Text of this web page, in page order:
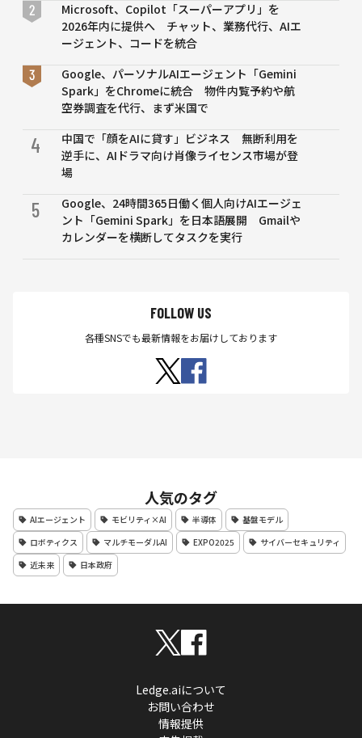
Microsoft、Copilot「スーパーアプリ」を
2026年内に提供へ チャット、業務代行、AIエ
ージェント、コードを統合
Google、パーソナルAIエージェント「Gemini
Spark」をChromeに統合 物件内覧予約や航
空券調査を代行、まず米国で
4
中国で「顔をAIに貸す」ビジネス 無断利用を
逆手に、AIドラマ向け肖像ライセンス市場が登
場
5
Google、24時間365日働く個人向けAIエージェ
ント「Gemini Spark」を日本語展開 Gmailや
カレンダーを横断してタスクを実行
FOLLOW US
各種SNSでも最新情報をお届けしております
人気のタグ
AIエージェント モビリティ×AI 半導体
基盤モデル
ロボティクス
マルチモーダルAI EXPO2025
サイバーセキュリティ
近未来
日本政府
Ledge.aiについて
お問い合わせ
情報提供